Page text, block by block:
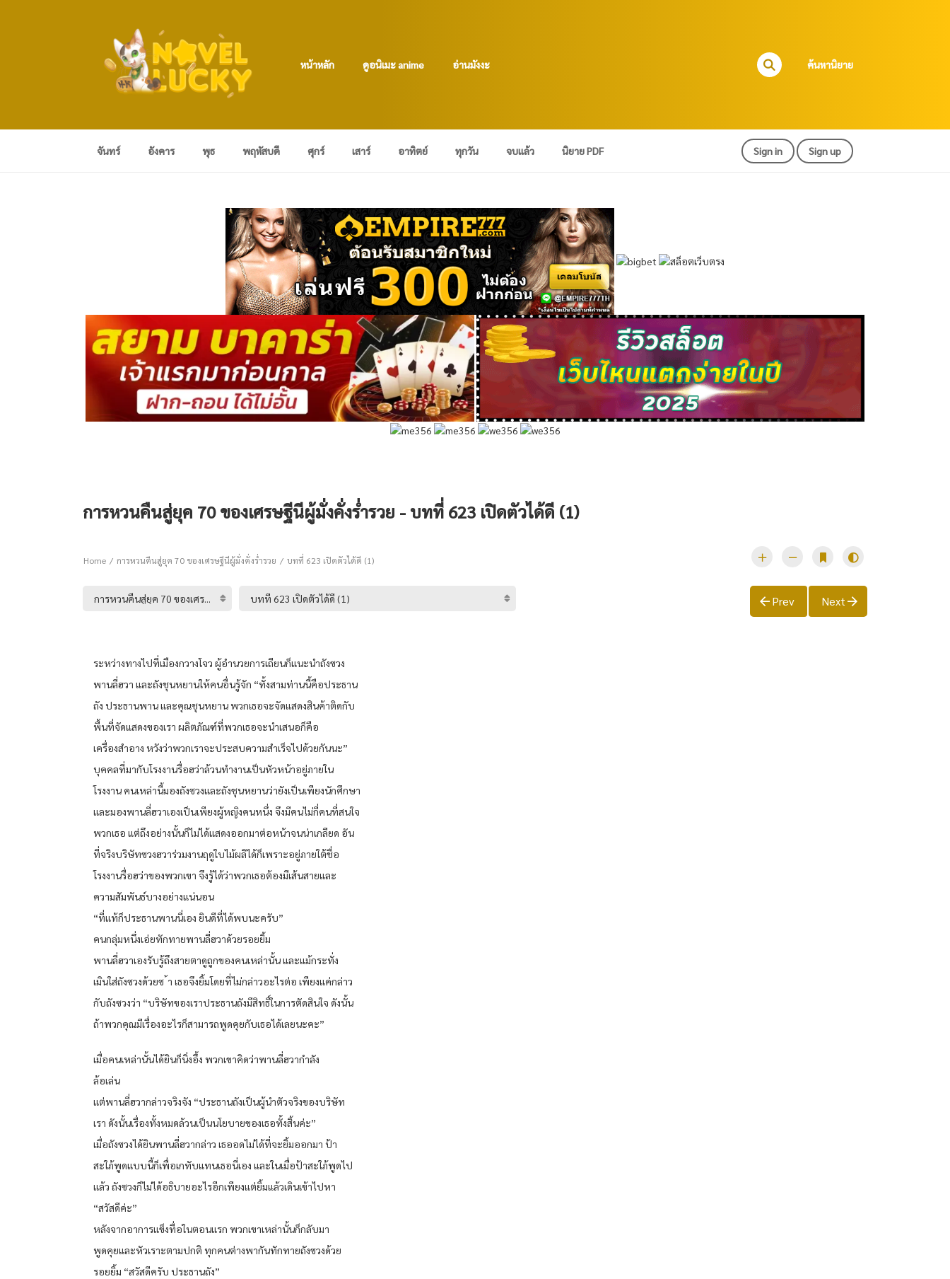
หน้าหลัก ดูอนิเมะ anime อ่านมังงะ ค้นหานิยาย
จันทร์ อังคาร พุธ พฤหัสบดี ศุกร์ เสาร์ อาทิตย์ ทุกวัน จบแล้ว นิยาย PDF Sign in Sign up
การหวนคืนสู่ยุค 70 ของเศรษฐีนีผู้มั่งคั่งร่ำรวย - บทที่ 623 เปิดตัวได้ดี (1)
Home การหวนคืนสู่ยุค 70 ของเศรษฐีนีผู้มั่งคั่งร่ำรวย บทที่ 623 เปิดตัวได้ดี (1)
Prev Next
ระหว่างทางไปที่เมืองกวางโจว ผู้อำนวยการเถียนก็แนะนำถังซวง
พานลี่ฮวา และถังชุนหยานให้คนอื่นรู้จัก “ทั้งสามท่านนี้คือประธาน
ถัง ประธานพาน และคุณชุนหยาน พวกเธอจะจัดแสดงสินค้าติดกับ
พื้นที่จัดแสดงของเรา ผลิตภัณฑ์ที่พวกเธอจะนำเสนอก็คือ
เครื่องสำอาง หวังว่าพวกเราจะประสบความสำเร็จไปด้วยกันนะ”
บุคคลที่มากับโรงงานรื่อฮว่าล้วนทำงานเป็นหัวหน้าอยู่ภายใน
โรงงาน คนเหล่านี้มองถังซวงและถังชุนหยานว่ายังเป็นเพียงนักศึกษา
และมองพานลี่ฮวาเองเป็นเพียงผู้หญิงคนหนึ่ง จึงมีคนไม่กี่คนที่สนใจ
พวกเธอ แต่ถึงอย่างนั้นก็ไม่ได้แสดงออกมาต่อหน้าจนน่าเกลียด อัน
ที่จริงบริษัทซวงฮวาร่วมงานฤดูใบไม้ผลิได้ก็เพราะอยู่ภายใต้ชื่อ
โรงงานรื่อฮว่าของพวกเขา จึงรู้ได้ว่าพวกเธอต้องมีเส้นสายและ
ความสัมพันธ์บางอย่างแน่นอน
“ที่แท้ก็ประธานพานนี่เอง ยินดีที่ได้พบนะครับ”
คนกลุ่มหนึ่งเอ่ยทักทายพานลี่ฮวาด้วยรอยยิ้ม
พานลี่ฮวาเองรับรู้ถึงสายตาดูถูกของคนเหล่านั้น และแม้กระทั่ง
เมินใส่ถังซวงด้วยซ ้า เธอจึงยิ้มโดยที่ไม่กล่าวอะไรต่อ เพียงแค่กล่าว
กับถังซวงว่า “บริษัทของเราประธานถังมีสิทธิ์ในการตัดสินใจ ดังนั้น
ถ้าพวกคุณมีเรื่องอะไรก็สามารถพูดคุยกับเธอได้เลยนะคะ”
เมื่อคนเหล่านั้นได้ยินก็นิ่งอึ้ง พวกเขาคิดว่าพานลี่ฮวากำลัง
ล้อเล่น
แต่พานลี่ฮวากล่าวจริงจัง “ประธานถังเป็นผู้นำตัวจริงของบริษัท
เรา ดังนั้นเรื่องทั้งหมดล้วนเป็นนโยบายของเธอทั้งสิ้นค่ะ”
เมื่อถังซวงได้ยินพานลี่ฮวากล่าว เธออดไม่ได้ที่จะยิ้มออกมา ป้า
สะใภ้พูดแบบนี้ก็เพื่อเกทับแทนเธอนี่เอง และในเมื่อป้าสะใภ้พูดไป
แล้ว ถังซวงก็ไม่ได้อธิบายอะไรอีกเพียงแต่ยิ้มแล้วเดินเข้าไปหา
“สวัสดีค่ะ”
หลังจากอาการแข็งทื่อในตอนแรก พวกเขาเหล่านั้นก็กลับมา
พูดคุยและหัวเราะตามปกติ ทุกคนต่างพากันทักทายถังซวงด้วย
รอยยิ้ม “สวัสดีครับ ประธานถัง”